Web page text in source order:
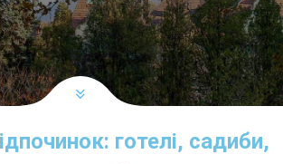
готелі, садиби,